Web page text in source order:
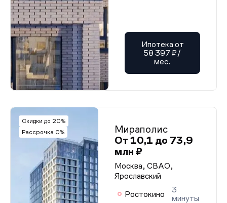
Ипотека от
58 397 ₽/
мес.
Скидки до 20%
Рассрочка 0%
Мираполис
От 10,1 до 73,9
млн ₽
Москва, СВАО,
Ярославский
Ростокино
3
минуты